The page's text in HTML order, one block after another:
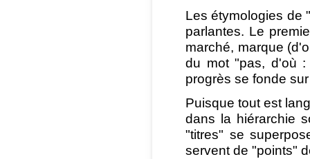
Les étymologies de
parlantes. Le
marché, marque
du mot "pas, d'où :
progrès se fonde
Puisque tout est
dans la hiérarchie
"titres" se
servent de "points"